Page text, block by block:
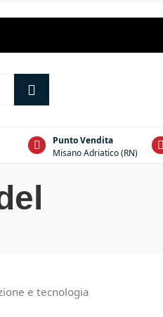
Punto Vendita
Misano Adriatico (RN)
e tecnologia